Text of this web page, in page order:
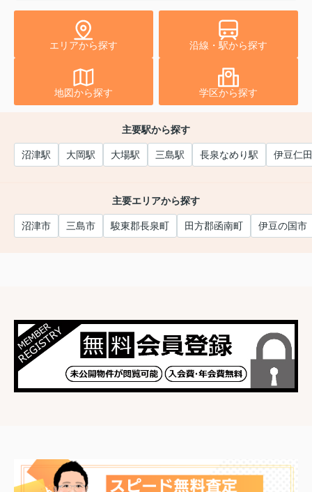
エリアから探す 沿線・駅から探す
地図から探す 学区から探す
主要駅から探す
沼津駅 大岡駅 大場駅 三島駅 長泉なめり駅 伊豆仁
主要エリアから探す
沼津市 三島市 駿東郡長泉町 田方郡函南町 伊豆の国市